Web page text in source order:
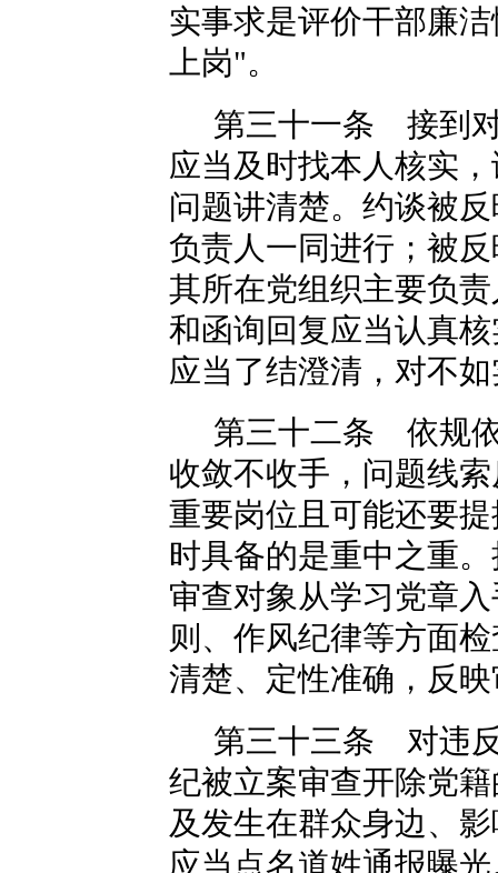
实事求是评价干部廉
上岗"。
第三十一条 接到
应当及时找本人核实
问题讲清楚。约谈被
负责人一同进行；被
其所在党组织主要负
和函询回复应当认真
应当了结澄清，对不
第三十二条 依规
收敛不收手，问题线
重要岗位且可能还要
时具备的是重中之重
审查对象从学习党章
则、作风纪律等方面
清楚、定性准确，反
第三十三条 对违
纪被立案审查开除党
及发生在群众身边、
应当点名道姓通报曝